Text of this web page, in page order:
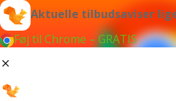
Aktuelle tilbudsaviser
Føj til Chrome – GRATIS